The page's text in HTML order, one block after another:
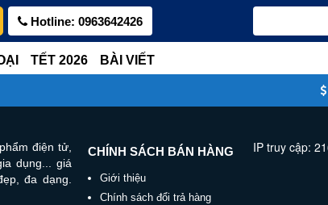
Hotline: 0963642426
TẾT 2026 BÀI VIẾT
điện tử,
dụng... giá
đa dạng.
CHÍNH SÁCH BÁN HÀNG
Giới thiệu
Chính sách đổi trả hàng
IP truy cập: